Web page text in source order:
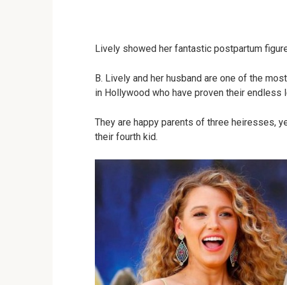
Lively showed her fantastic postpartum
B. Lively and her husband are one of the
in Hollywood who have proven their endless
They are happy parents of three heiresses,
their fourth kid.